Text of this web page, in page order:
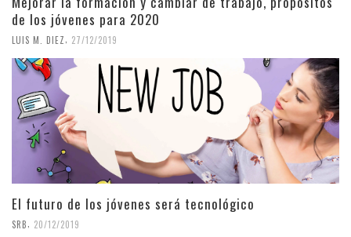
de los jóvenes para 2020
LUIS M. DIEZ 27/12/2019
El futuro de los jóvenes será tecnológico
SRB 20/12/2019